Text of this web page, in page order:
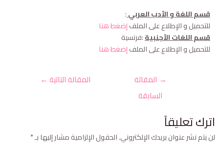
قسم اللغة و الأدب العربي:
للتحميل و الإطلاع على الملفإضغط هنا
قسم اللغات الأجنبية:فرنسية
للتحميل و الإطلاع على الملفإضغط هنا
→المقالة
السابقة
المقالة التالية←
تعليقاً
يتم نشر عنوان بريدك الإلكتروني.الحقول الإلزامية مشار إليها بـ*